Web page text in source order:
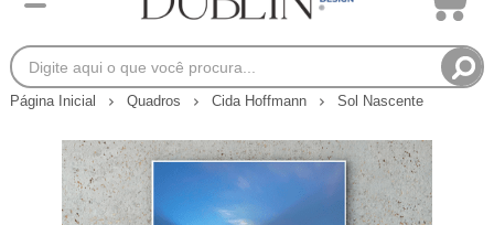
Página Inicial Quadros Cida Hoffmann Sol Nascente